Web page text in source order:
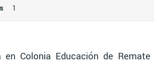
1
en Colonia Educación de Remate